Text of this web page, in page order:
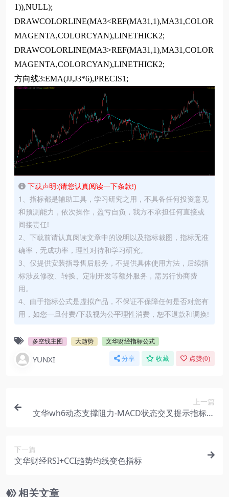
1)),NULL);
DRAWCOLORLINE(MA3<REF(MA31,1),MA31,COLOR
MAGENTA,COLORCYAN),LINETHICK2;
DRAWCOLORLINE(MA3>REF(MA31,1),MA31,COLOR
MAGENTA,COLORCYAN),LINETHICK2;
方向线3:EMA(JJ,J3*6),PRECIS1;
下载声明:(请您认真阅读一下条款!)
1、指标都是辅助工具，学习研究之用，不具备任何投资意见
和预测能力，依次操作，盈亏自负，我方不承担任何直接或
间接责任!
2、下载前请认真阅读文章中的说明以及指标裁图，指标无准
确率，无成功率，理性对待和学习研究。
3、仅提供安装指导售后服务，不提供具体使用方法，后续指
标涉及修改、转换、定制开发等额外服务，需另行协商费
用。
4、由于指标公式是虚拟产品，不保证不保障任何是否对您有
用，如您一旦付费/下载视为公平理性消费，恕不退款和调换!
多空线主图 大趋势 文华财经指标公式
YUNXI 分享 收藏 点赞(0)
上一篇
文华wh6动态支撑阻力-MACD状态交叉提示指标公
下一篇
文华财经RSI+CCI趋势均线变色指标
相关文章